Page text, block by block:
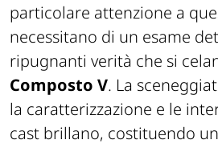
particolare attenzione a
necessitano di un esame
ripugnanti verità che si
Composto V. La
la caratterizzazione e le
cast brillano, costituendo